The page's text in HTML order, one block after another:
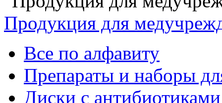
Продукция для
Все по алфавиту
Препараты и наборы
Диски с антибиотиками